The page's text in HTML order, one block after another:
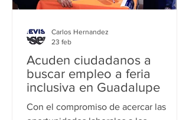
Acuden ciudadanos a
buscar empleo a feria
inclusiva en Guadalupe
Con el compromiso de acercar las
Carlos Hernandez
23 feb